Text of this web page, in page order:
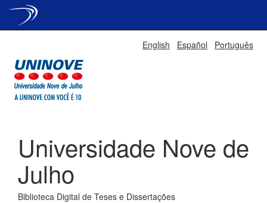
English Español Português
Universidade Nove de
Julho
Biblioteca Digital de Teses e Dissertações